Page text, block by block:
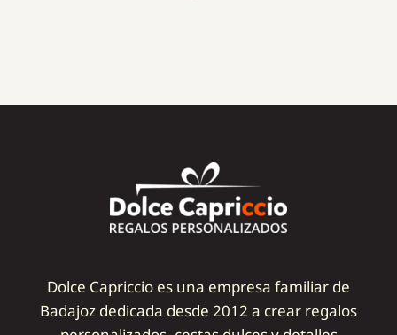
Dolce Capriccio es una empresa familiar de
Badajoz dedicada desde 2012 a crear regalos